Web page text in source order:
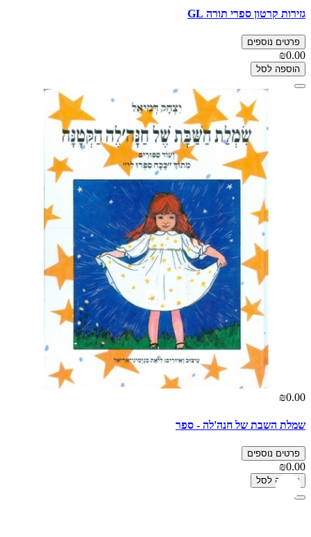
גזירות קרטון ספרי תורה GL
פרטים נוספים
₪0.00
הוספה לסל
₪0.00
שמלת השבת של חנה'לה - ספר
פרטים נוספים
₪0.00
הוספה לסל